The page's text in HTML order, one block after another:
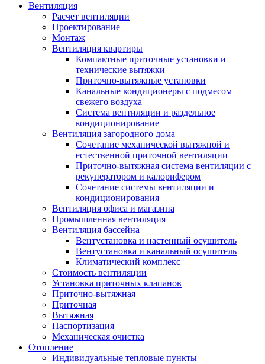
Вентиляция
Расчет вентиляции
Проектирование
Монтаж
Вентиляция квартиры
Компактные приточные установки и
технические вытяжки
Приточно-вытяжные установки
Канальные кондиционеры с подмесом
свежего воздуха
Cистема вентиляции и раздельное
кондиционирование
Вентиляция загородного дома
Сочетание механической вытяжной и
естественной приточной вентиляции
Приточно-вытяжная система вентиляции с
рекуператором и калорифером
Сочетание системы вентиляции и
кондиционирования
Вентиляция офиса и магазина
Промышленная вентиляция
Вентиляция бассейна
Вентустановка и настенный осушитель
Вентустановка и канальный осушитель
Климатический комплекс
Стоимость вентиляции
Установка приточных клапанов
Приточно-вытяжная
Приточная
Вытяжная
Паспортизация
Механическая очистка
Отопление
Индивидуальные тепловые пункты